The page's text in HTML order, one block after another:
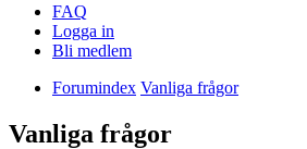
FAQ
Logga in
Bli medlem
Forumindex Vanliga frågor
Vanliga frågor